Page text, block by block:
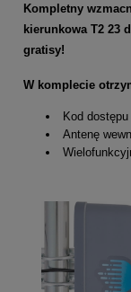
Kompletny
kierunkowa T2 23
gratisy!
W komplecie
Kod
Antenę